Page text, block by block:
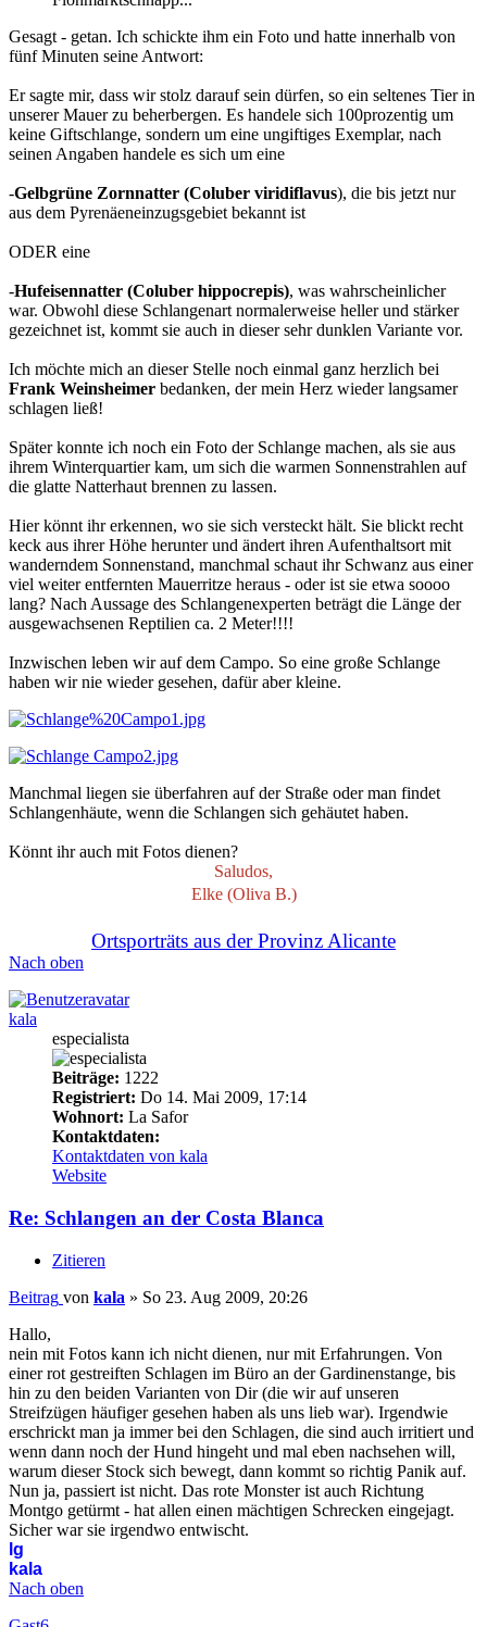
Gesagt - getan. Ich schickte ihm ein Foto und hatte innerhalb von
fünf Minuten seine Antwort:
Er sagte mir, dass wir stolz darauf sein dürfen, so ein seltenes Tier in
unserer Mauer zu beherbergen. Es handele sich 100prozentig um
keine Giftschlange, sondern um eine ungiftiges Exemplar, nach
seinen Angaben handele es sich um eine
-Gelbgrüne Zornnatter (Coluber viridiflavus), die bis jetzt nur
aus dem Pyrenäeneinzugsgebiet bekannt ist
ODER eine
-Hufeisennatter (Coluber hippocrepis), was wahrscheinlicher
war. Obwohl diese Schlangenart normalerweise heller und stärker
gezeichnet ist, kommt sie auch in dieser sehr dunklen Variante vor.
Ich möchte mich an dieser Stelle noch einmal ganz herzlich bei
Frank Weinsheimer bedanken, der mein Herz wieder langsamer
schlagen ließ!
Später konnte ich noch ein Foto der Schlange machen, als sie aus
ihrem Winterquartier kam, um sich die warmen Sonnenstrahlen auf
die glatte Natterhaut brennen zu lassen.
Hier könnt ihr erkennen, wo sie sich versteckt hält. Sie blickt recht
keck aus ihrer Höhe herunter und ändert ihren Aufenthaltsort mit
wanderndem Sonnenstand, manchmal schaut ihr Schwanz aus einer
viel weiter entfernten Mauerritze heraus - oder ist sie etwa soooo
lang? Nach Aussage des Schlangenexperten beträgt die Länge der
ausgewachsenen Reptilien ca. 2 Meter!!!!
Inzwischen leben wir auf dem Campo. So eine große Schlange
haben wir nie wieder gesehen, dafür aber kleine.
Manchmal liegen sie überfahren auf der Straße oder man findet
Schlangenhäute, wenn die Schlangen sich gehäutet haben.
Könnt ihr auch mit Fotos dienen?
Saludos,
Elke (Oliva B.)
Ortsporträts aus der Provinz Alicante
Nach oben
kala
especialista
Beiträge: 1222
Registriert: Do 14. Mai 2009, 17:14
Wohnort: La Safor
Kontaktdaten:
Kontaktdaten von kala
Website
Re: Schlangen an der Costa Blanca
Zitieren
Beitrag von kala » So 23. Aug 2009, 20:26
Hallo,
nein mit Fotos kann ich nicht dienen, nur mit Erfahrungen. Von
einer rot gestreiften Schlagen im Büro an der Gardinenstange, bis
hin zu den beiden Varianten von Dir (die wir auf unseren
Streifzügen häufiger gesehen haben als uns lieb war). Irgendwie
erschrickt man ja immer bei den Schlagen, die sind auch irritiert und
wenn dann noch der Hund hingeht und mal eben nachsehen will,
warum dieser Stock sich bewegt, dann kommt so richtig Panik auf.
Nun ja, passiert ist nicht. Das rote Monster ist auch Richtung
Montgo getürmt - hat allen einen mächtigen Schrecken eingejagt.
Sicher war sie irgendwo entwischt.
lg
kala
Nach oben